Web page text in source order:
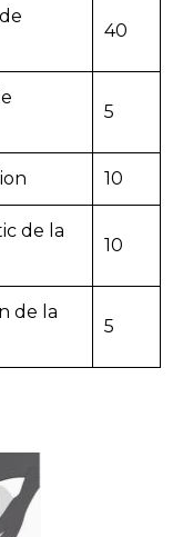
40
5
10
de la
10
de la
5